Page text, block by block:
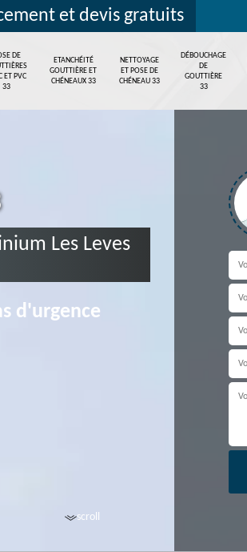
et devis gratuits
DE
ET PVC
33
ETANCHÉITÉ
GOUTTIÈRE ET
CHÉNEAUX 33
NETTOYAGE
ET POSE DE
CHÉNEAU 33
DÉBOUCHAGE
DE
GOUTTIÈRE
33
scroll
Les Leves
d'urgence